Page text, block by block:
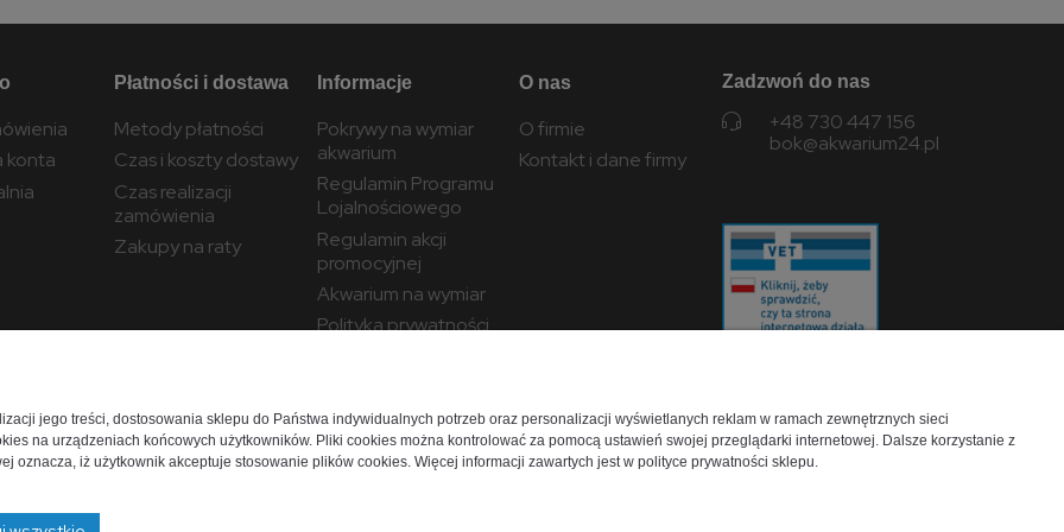
konta
Płatności i dostawa
Metody płatności
Czas i koszty dostawy
Czas realizacji
zamówienia
Zakupy na raty
Informacje
Pokrywy na wymiar
akwarium
Regulamin Programu
Lojalnościowego
Regulamin akcji
promocyjnej
Akwarium na wymiar
Polityka prywatności
O nas
O firmie
Kontakt i dane firmy
Zadzwoń do nas
+48 730 447 156
bok@akwarium24.pl
Wojewódzki Inspektorat
jego treści, dostosowania sklepu do Państwa indywidualnych potrzeb oraz personalizacji wyświetlanych reklam w ramach zewnętrznych sieci
na urządzeniach końcowych użytkowników. Pliki cookies można kontrolować za pomocą ustawień swojej przeglądarki internetowej. Dalsze korzystanie z
oznacza, iż użytkownik akceptuje stosowanie plików cookies. Więcej informacji zawartych jest w polityce prywatności sklepu.